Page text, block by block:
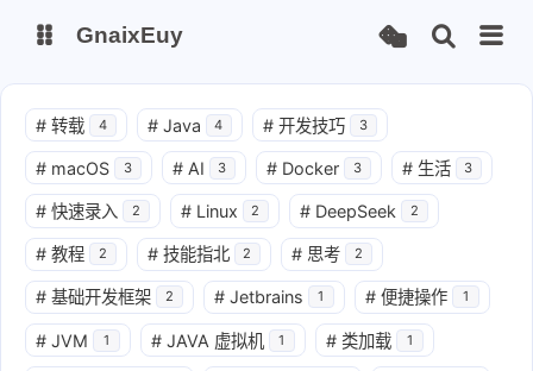
主页
站点运行监测 Nas私有云
it-tools工具集 ChatGPT-Next
爱国学习平台(暂时关闭) LobeHub 智能AI聚合站
GnaixEuy
# 转载 4 # Java 4 # 开发技巧 3
# macOS 3 # AI 3 # Docker 3 # 生活 3
# 快速录入 2 # Linux 2 # DeepSeek 2
# 教程 2 # 技能指北 2 # 思考 2
# 基础开发框架 2 # Jetbrains 1 # 便捷操作 1
# JVM 1 # JAVA 虚拟机 1 # 类加载 1